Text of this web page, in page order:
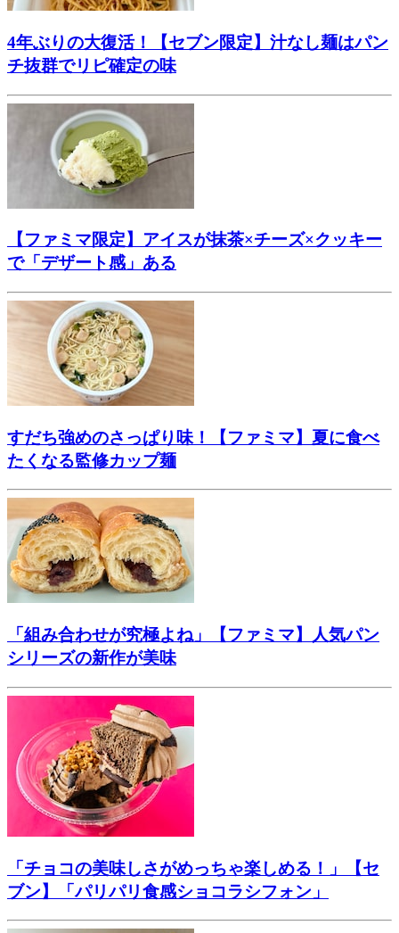
4年ぶりの大復活！【セブン限定】汁なし麺はパン
チ抜群でリピ確定の味
【ファミマ限定】アイスが抹茶×チーズ×クッキー
で「デザート感」ある
すだち強めのさっぱり味！【ファミマ】夏に食べ
たくなる監修カップ麺
「組み合わせが究極よね」【ファミマ】人気パン
シリーズの新作が美味
「チョコの美味しさがめっちゃ楽しめる！」【セ
ブン】「パリパリ食感ショコラシフォン」